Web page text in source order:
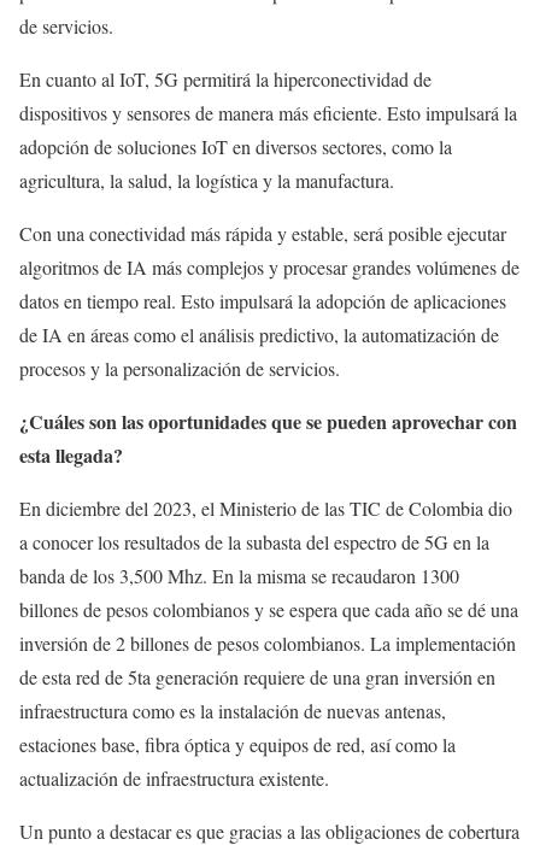
de servicios.
En cuanto al IoT, 5G permitirá la hiperconectividad de
dispositivos y sensores de manera más eficiente. Esto impulsará la
adopción de soluciones IoT en diversos sectores, como la
agricultura, la salud, la logística y la manufactura.
Con una conectividad más rápida y estable, será posible ejecutar
algoritmos de IA más complejos y procesar grandes volúmenes de
datos en tiempo real. Esto impulsará la adopción de aplicaciones
de IA en áreas como el análisis predictivo, la automatización de
procesos y la personalización de servicios.
¿Cuáles son las oportunidades que se pueden aprovechar con
esta llegada?
En diciembre del 2023, el Ministerio de las TIC de Colombia dio
a conocer los resultados de la subasta del espectro de 5G en la
banda de los 3,500 Mhz. En la misma se recaudaron 1300
billones de pesos colombianos y se espera que cada año se dé una
inversión de 2 billones de pesos colombianos. La implementación
de esta red de 5ta generación requiere de una gran inversión en
infraestructura como es la instalación de nuevas antenas,
estaciones base, fibra óptica y equipos de red, así como la
actualización de infraestructura existente.
Un punto a destacar es que gracias a las obligaciones de cobertura